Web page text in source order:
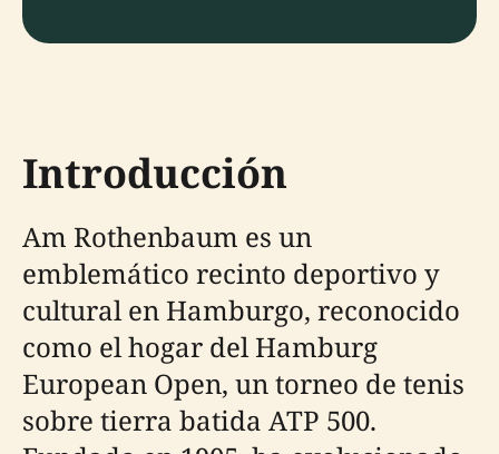
Introducción
Am Rothenbaum es un
emblemático recinto deportivo y
cultural en Hamburgo, reconocido
como el hogar del Hamburg
European Open, un torneo de tenis
sobre tierra batida ATP 500.